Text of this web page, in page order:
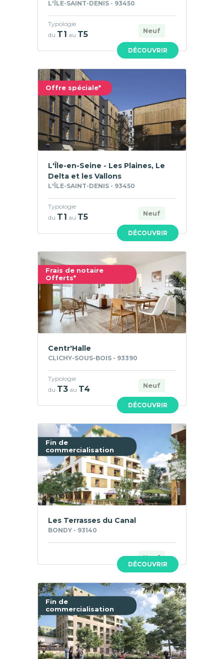
DÉCOUVRIR
L'ÎLE-SAINT-DENIS - 93450
Neuf
Typologie
du T1 au T5
Offre spéciale*
DÉCOUVRIR
L'Île-en-Seine - Les Plaines, Le
Delta et les Vallons
L'ÎLE-SAINT-DENIS - 93450
Neuf
Typologie
du T1 au T5
Frais de notaire
Offerts*
DÉCOUVRIR
Centr'Halle
CLICHY-SOUS-BOIS - 93390
Neuf
Typologie
du T3 au T4
Fin de
commercialisation
DÉCOUVRIR
Les Terrasses du Canal
BONDY - 93140
Neuf
Fin de
commercialisation